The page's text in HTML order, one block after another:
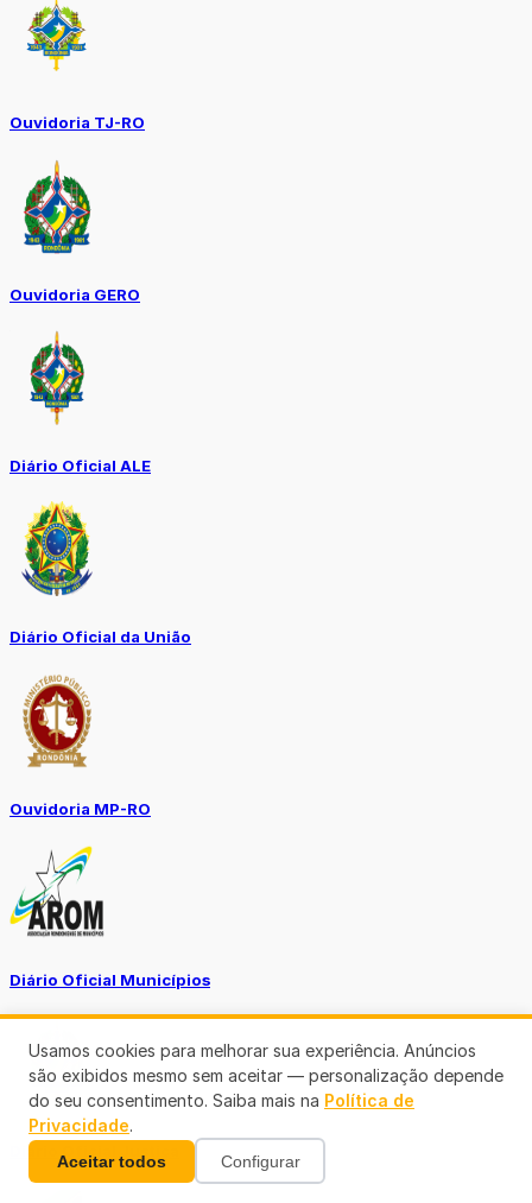
Ouvidoria TJ-RO
Ouvidoria GERO
Diário Oficial ALE
Diário Oficial da União
Ouvidoria MP-RO
Diário Oficial Municípios
Diario Oficial Justiça
Usamos cookies para melhorar sua experiência. Anúncios
são exibidos mesmo sem aceitar — personalização depende
do seu consentimento. Saiba mais na Política de
Privacidade.
Aceitar todos Configurar